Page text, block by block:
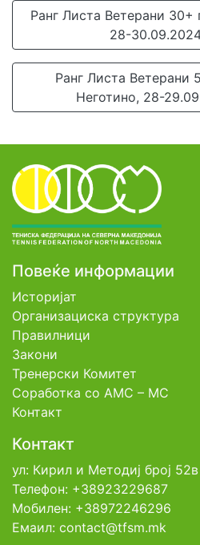
Ранг Листа Ветерани 30+
28-
Ранг Листа Ветерани
Неготино, 28-
Повеќе информации
Историјат
Организациска структура
Правилници
Закони
Тренерски Комитет
Соработка со АМС – МС
Контакт
Контакт
ул: Кирил и Методиј број
Телефон: +38923229687
Мобилен: +38972246296
Емаил: contact@tfsm.mk